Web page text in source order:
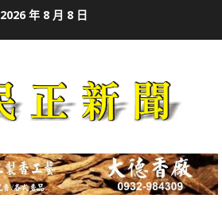
2026 年 8 月 8 日